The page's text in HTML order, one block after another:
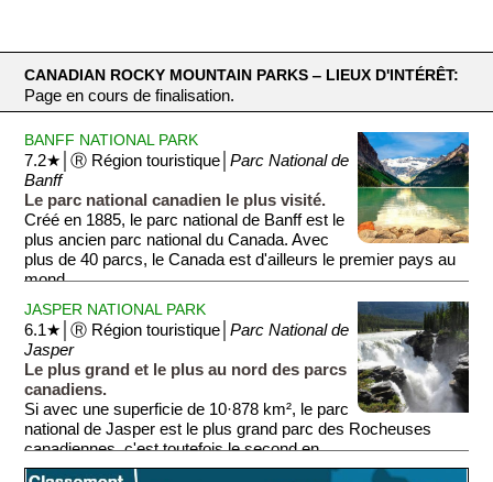
CANADIAN ROCKY MOUNTAIN PARKS ‒ LIEUX D'INTÉRÊT:
Page en cours de finalisation.
BANFF NATIONAL PARK
7.2★│Ⓡ Région touristique│Parc National de
Banff
Le parc national canadien le plus visité.
Créé en 1885, le parc national de Banff est le
plus ancien parc national du Canada. Avec
plus de 40 parcs, le Canada est d'ailleurs le premier pays au
mond...
JASPER NATIONAL PARK
6.1★│Ⓡ Région touristique│Parc National de
Jasper
Le plus grand et le plus au nord des parcs
canadiens.
Si avec une superficie de 10·878 km², le parc
national de Jasper est le plus grand parc des Rocheuses
canadiennes, c'est toutefois le second en ...